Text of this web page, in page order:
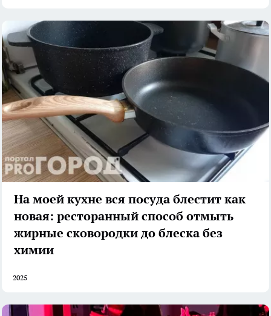
На моей кухне вся посуда блестит как
новая: ресторанный способ отмыть
жирные сковородки до блеска без
химии
2025